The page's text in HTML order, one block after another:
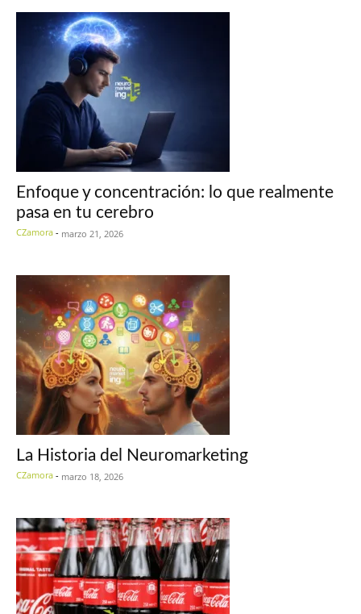
Enfoque y concentración: lo que realmente
pasa en tu cerebro
CZamora - marzo 21, 2026
La Historia del Neuromarketing
CZamora - marzo 18, 2026